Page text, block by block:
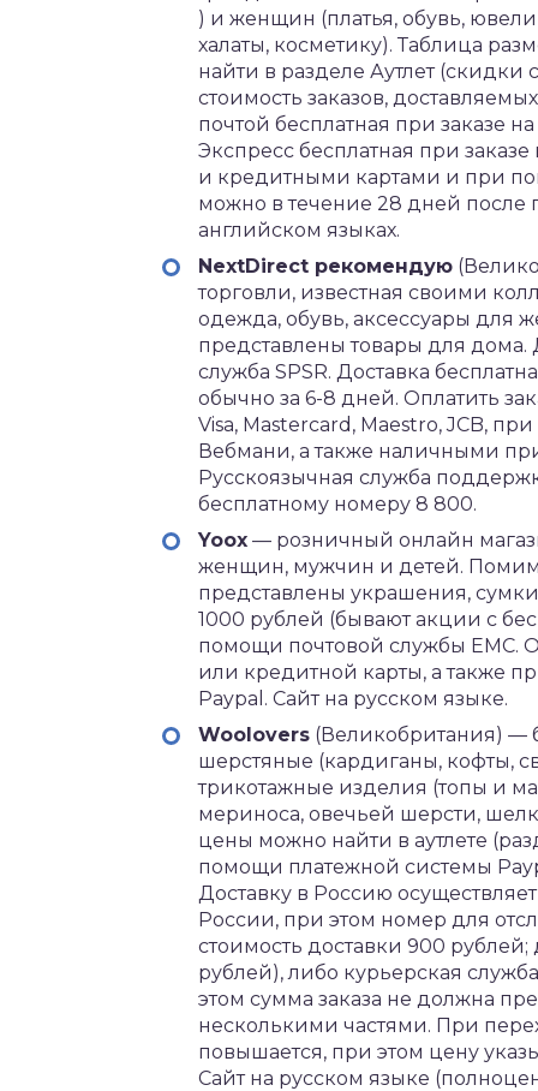
) и женщин (платья, обувь,
халаты, косметику). Таблица
найти в разделе Аутлет (скидки
стоимость заказов,
почтой бесплатная при заказе
Экспресс бесплатная при
и кредитными картами и при
можно в течение 28 дней после
английском языках.
NextDirect рекомендую
торговли, известная своими
одежда, обувь, аксессуары для
представлены товары для дома.
служба SPSR. Доставка
обычно за 6-8 дней. Оплатить
Visa, Mastercard, Maestro, JCB,
Вебмани, а также наличными
Русскоязычная служба
бесплатному номеру 8 800.
Yoox — розничный онлайн
женщин, мужчин и детей.
представлены украшения,
1000 рублей (бывают акции с
помощи почтовой службы ЕМС.
или кредитной карты, а также
Paypal. Сайт на русском языке.
Woolovers (Великобритания) —
шерстяные (кардиганы, кофты,
трикотажные изделия (топы и
мериноса, овечьей шерсти,
цены можно найти в аутлете
помощи платежной системы
Доставку в Россию
России, при этом номер для
стоимость доставки 900 рублей;
рублей), либо курьерская
этом сумма заказа не должна
несколькими частями. При
повышается, при этом цену
Сайт на русском языке